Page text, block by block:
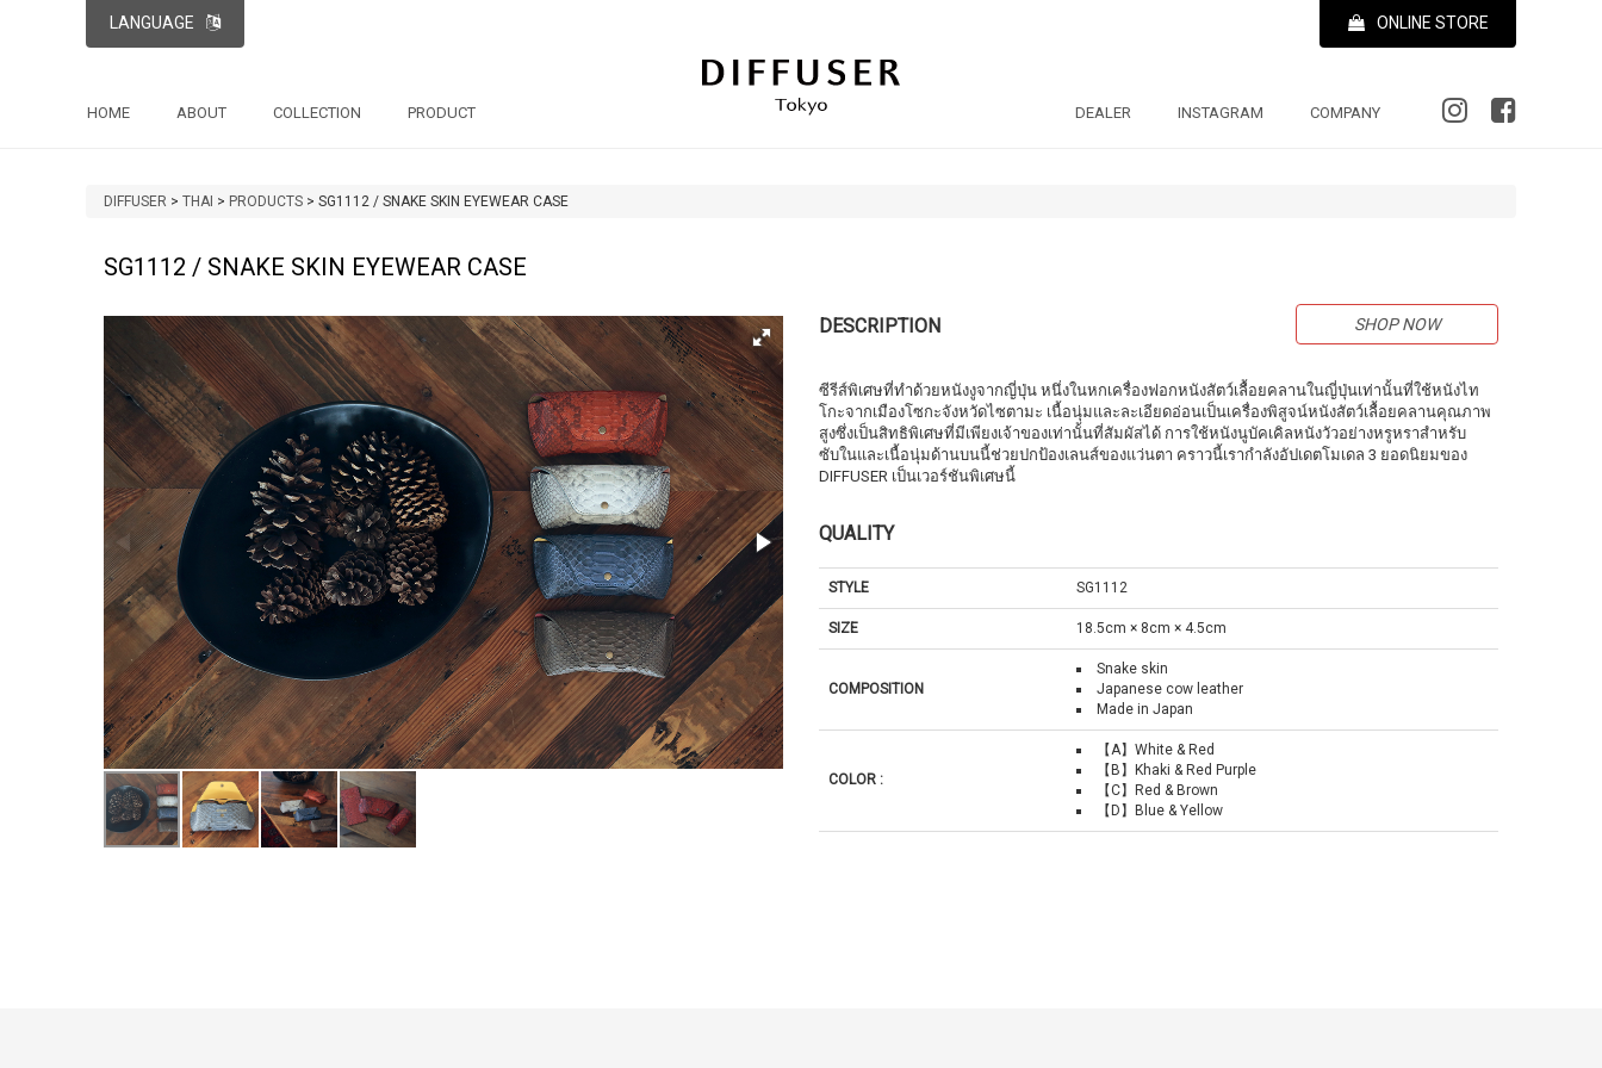
LANGUAGE ONLINE STORE
HOME ABOUT COLLECTION PRODUCT DEALER INSTAGRAM COMPANY
DIFFUSER > THAI > PRODUCTS > SG1112 / SNAKE SKIN EYEWEAR CASE
SG1112 / SNAKE SKIN EYEWEAR CASE
DESCRIPTION SHOP NOW
ซีรีส์พิเศษที่ทำด้วยหนังงูจากญี่ปุ่น หนึ่งในหกเครื่องฟอกหนังสัตว์เลื้อยคลานในญี่ปุ่นเท่านั้นที่ใช้หนังไท
โกะจากเมืองโซกะจังหวัดไซตามะ เนื้อนุ่มและละเอียดอ่อนเป็นเครื่องพิสูจน์หนังสัตว์เลื้อยคลานคุณภาพ
สูงซึ่งเป็นสิทธิพิเศษที่มีเพียงเจ้าของเท่านั้นที่สัมผัสได้ การใช้หนังนูบัคเคิลหนังวัวอย่างหรูหราสำหรับ
ซับในและเนื้อนุ่มด้านบนนี้ช่วยปกป้องเลนส์ของแว่นตา คราวนี้เรากำลังอัปเดตโมเดล 3 ยอดนิยมของ
DIFFUSER เป็นเวอร์ชันพิเศษนี้
QUALITY
STYLE SG1112
SIZE 18.5cm × 8cm × 4.5cm
COMPOSITION
Snake skin
Japanese cow leather
Made in Japan
COLOR :
【A】White & Red
【B】Khaki & Red Purple
【C】Red & Brown
【D】Blue & Yellow